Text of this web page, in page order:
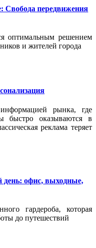
Свобода передвижения
оптимальным решением
и жителей города
рынка, где
быстро оказываются в
реклама теряет
день: офис, выходные,
гардероба, которая
до путешествий